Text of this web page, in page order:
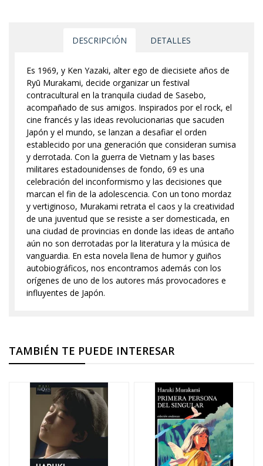
DESCRIPCIÓN DETALLES
Es 1969, y Ken Yazaki, alter ego de diecisiete años de
Ryū Murakami, decide organizar un festival
contracultural en la tranquila ciudad de Sasebo,
acompañado de sus amigos. Inspirados por el rock, el
cine francés y las ideas revolucionarias que sacuden
Japón y el mundo, se lanzan a desafiar el orden
establecido por una generación que consideran sumisa
y derrotada. Con la guerra de Vietnam y las bases
militares estadounidenses de fondo, 69 es una
celebración del inconformismo y las decisiones que
marcan el fin de la adolescencia. Con un tono mordaz
y vertiginoso, Murakami retrata el caos y la creatividad
de una juventud que se resiste a ser domesticada, en
una ciudad de provincias en donde las ideas de antaño
aún no son derrotadas por la literatura y la música de
vanguardia. En esta novela llena de humor y guiños
autobiográficos, nos encontramos además con los
orígenes de uno de los autores más provocadores e
influyentes de Japón.
TAMBIÉN TE PUEDE INTERESAR